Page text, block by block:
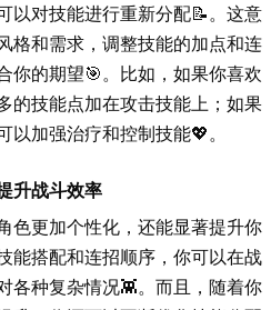
以对技能进行重新分配📝。这意
格和需求，调整技能的加点和连
你的期望🎯。比如，如果你喜欢
的技能点加在攻击技能上；如果
加强治疗和控制技能💖。
升战斗效率
色更加个性化，还能显著提升你
能搭配和连招顺序，你可以在战
各种复杂情况👾。而且，随着你